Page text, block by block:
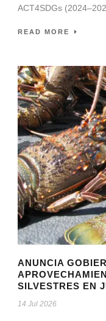
ACT4SDGs
READ MORE
ANUNCIA
SILVESTRES EN
14 Jul 2026